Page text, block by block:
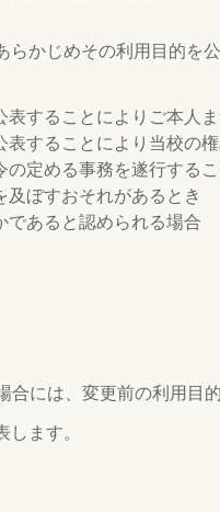
かじめその利用目的を
することによりご本人
することにより当校の
の定める事務を遂行する
及ぼすおそれがあるとき
であると認められる場合
合には、変更前の利用目
ます。